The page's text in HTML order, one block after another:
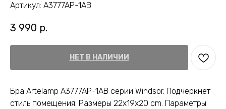
Артикул: A3777AP-1AB
3 990 р.
НЕТ В НАЛИЧИИ
Бра Artelamp A3777AP-1AB серии Windsor. Подчеркнет
стиль помещения. Размеры 22x19x20 cm. Параметры